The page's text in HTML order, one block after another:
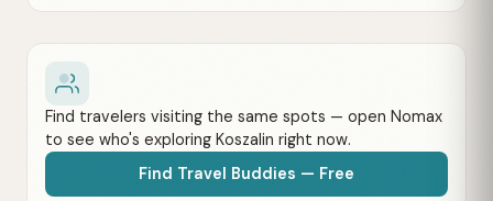
Find travelers visiting the same spots — open Nomax
to see who's exploring Koszalin right now.
Find Travel Buddies — Free